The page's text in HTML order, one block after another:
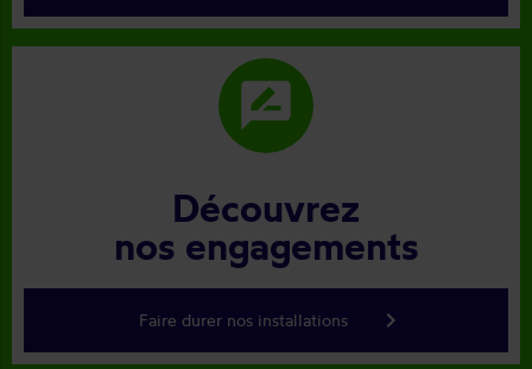
rate_review
Découvrez
nos engagements
Faire durer nos installations keyboard_arrow_right